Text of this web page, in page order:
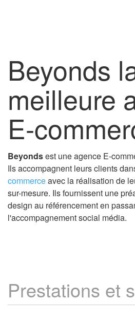
Beyonds
meilleure
E-
Beyondsest une agence E-
Ils accompagnent leurs clients
commerceavec la réalisation de
sur-mesure. Ils fournissent une
design au référencement en
l'accompagnement social média.
Prestations et